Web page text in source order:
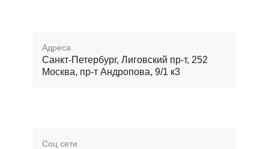
Соц сети
Адреса
Санкт-Петербург, Лиговский пр-т, 252
Москва, пр-т Андропова, 9/1 к3